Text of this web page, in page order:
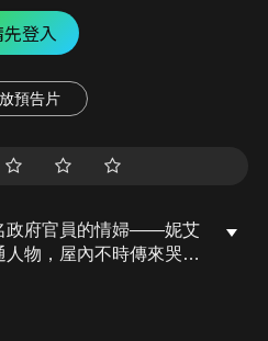
登入
預告片
政府官員的情婦——妮艾
物，屋內不時傳來哭喊